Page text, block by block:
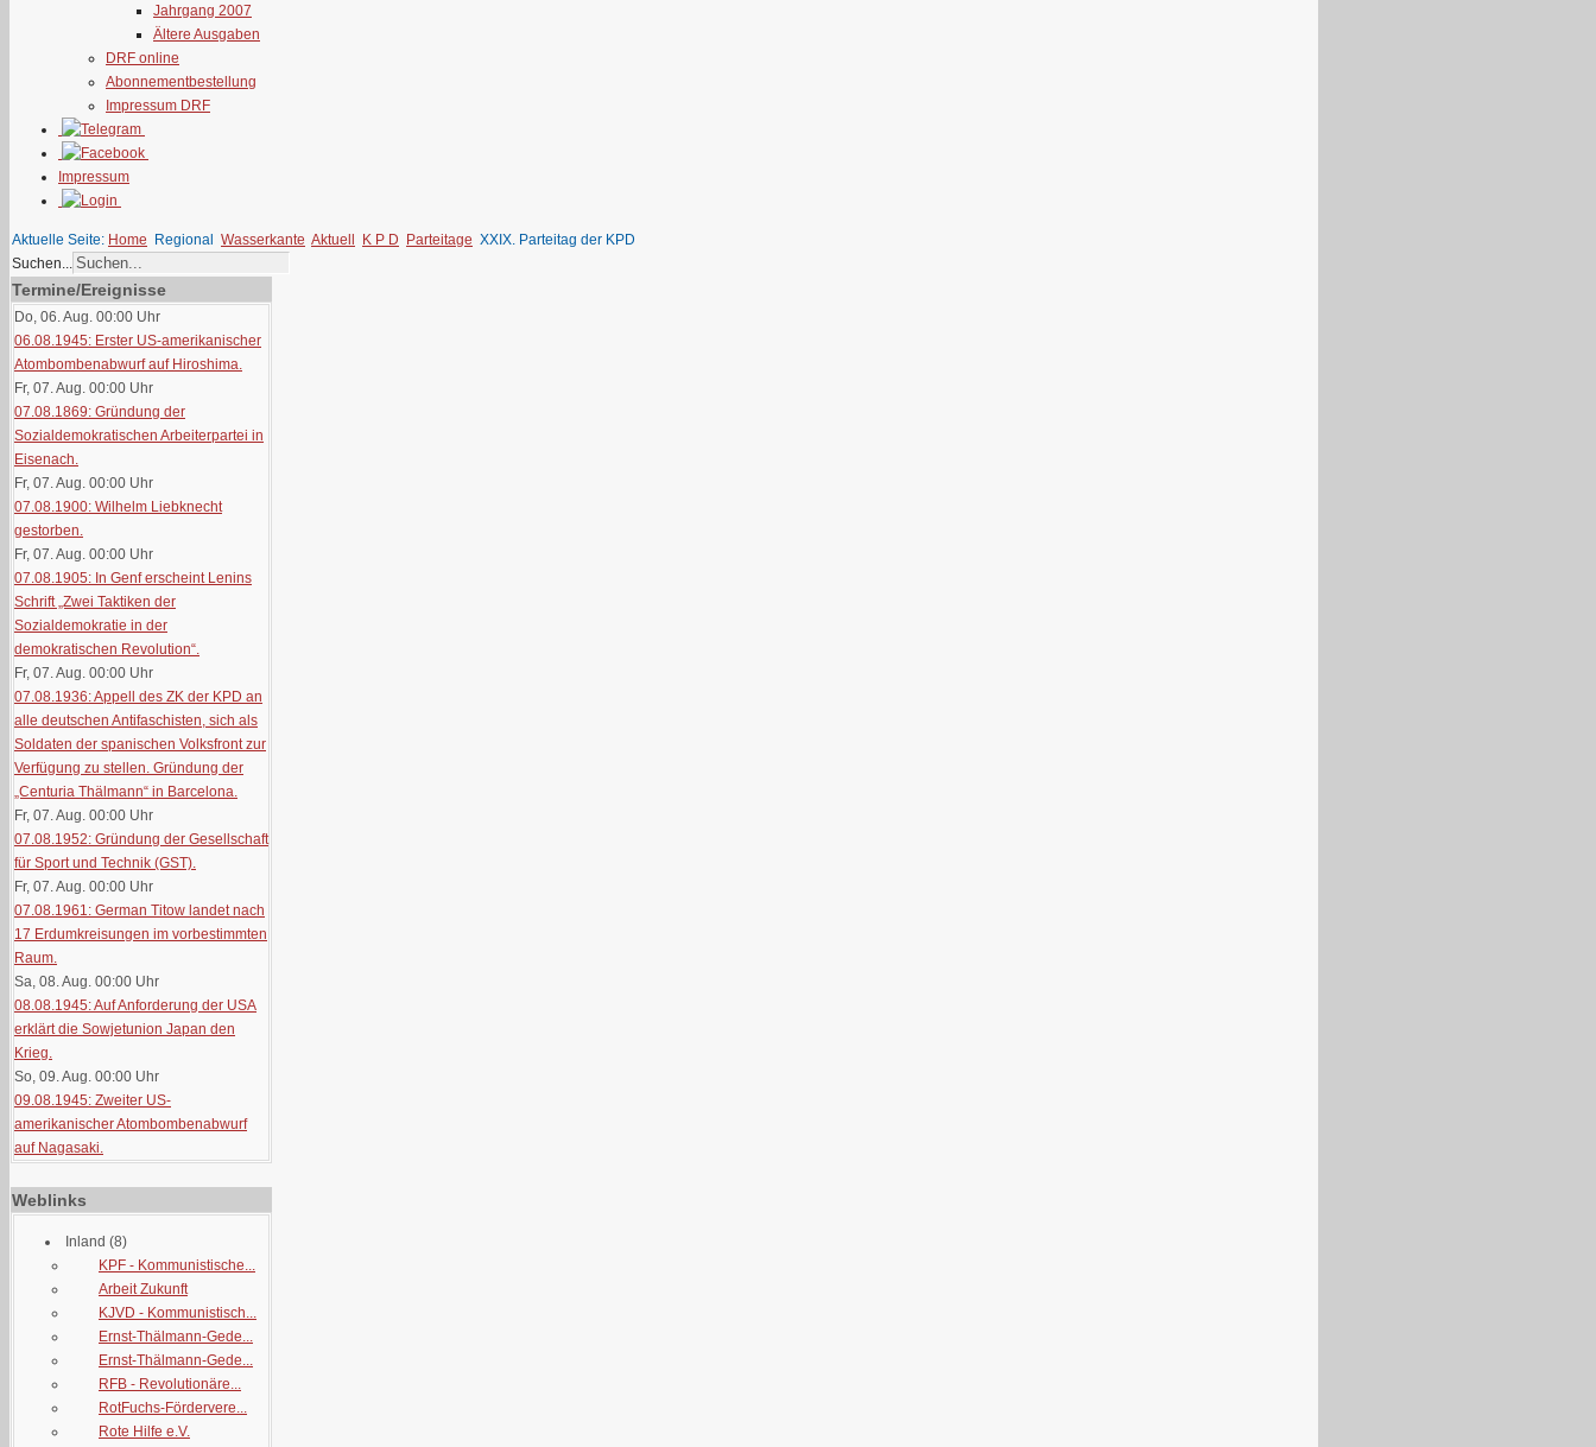
Jahrgang 2007
Ältere Ausgaben
DRF online
Abonnementbestellung
Impressum DRF
Impressum
Aktuelle Seite: Home Regional Wasserkante Aktuell K P D Parteitage XXIX. Parteitag der KPD
Suchen...
Termine/Ereignisse
Do, 06. Aug. 00:00 Uhr
06.08.1945: Erster US-amerikanischer
Atombombenabwurf auf Hiroshima.
Fr, 07. Aug. 00:00 Uhr
07.08.1869: Gründung der
Sozialdemokratischen Arbeiterpartei in
Eisenach.
Fr, 07. Aug. 00:00 Uhr
07.08.1900: Wilhelm Liebknecht
gestorben.
Fr, 07. Aug. 00:00 Uhr
07.08.1905: In Genf erscheint Lenins
Schrift „Zwei Taktiken der
Sozialdemokratie in der
demokratischen Revolution“.
Fr, 07. Aug. 00:00 Uhr
07.08.1936: Appell des ZK der KPD an
alle deutschen Antifaschisten, sich als
Soldaten der spanischen Volksfront zur
Verfügung zu stellen. Gründung der
„Centuria Thälmann“ in Barcelona.
Fr, 07. Aug. 00:00 Uhr
07.08.1952: Gründung der Gesellschaft
für Sport und Technik (GST).
Fr, 07. Aug. 00:00 Uhr
07.08.1961: German Titow landet nach
17 Erdumkreisungen im vorbestimmten
Raum.
Sa, 08. Aug. 00:00 Uhr
08.08.1945: Auf Anforderung der USA
erklärt die Sowjetunion Japan den
Krieg.
So, 09. Aug. 00:00 Uhr
09.08.1945: Zweiter US-
amerikanischer Atombombenabwurf
auf Nagasaki.
Weblinks
Inland (8)
KPF - Kommunistische...
Arbeit Zukunft
KJVD - Kommunistisch...
Ernst-Thälmann-Gede...
Ernst-Thälmann-Gede...
RFB - Revolutionäre...
RotFuchs-Fördervere...
Rote Hilfe e.V.